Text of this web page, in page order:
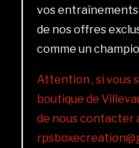
vos
de nos offres
comme un
Attention , si vous
boutique de
de nous contacter